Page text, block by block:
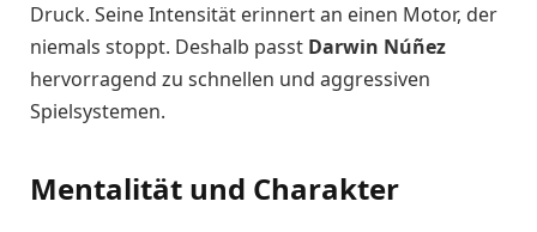
Druck. Seine Intensität erinnert an einen Motor, der
niemals stoppt. Deshalb passt Darwin Núñez
hervorragend zu schnellen und aggressiven
Spielsystemen.
Mentalität und Charakter